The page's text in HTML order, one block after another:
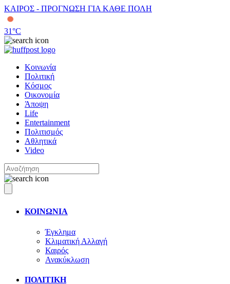
ΚΑΙΡΟΣ - ΠΡΟΓΝΩΣΗ ΓΙΑ ΚΑΘΕ ΠΟΛΗ
31°C
Κοινωνία
Πολιτική
Κόσμος
Οικονομία
Άποψη
Life
Entertainment
Πολιτισμός
Αθλητικά
Video
ΚΟΙΝΩΝΙΑ
Έγκλημα
Κλιματική Αλλαγή
Καιρός
Ανακύκλωση
ΠΟΛΙΤΙΚΗ